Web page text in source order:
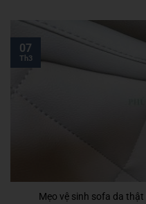
Mẹo vệ sinh sofa da
07
Th3